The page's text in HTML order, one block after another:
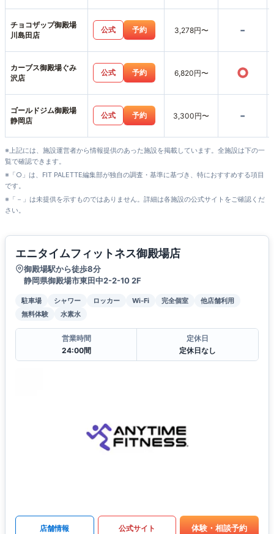
チョコザップ御殿場
川島田店
公式 予約 3,278円〜 -
カーブス御殿場ぐみ
沢店
公式 予約 6,820円〜 ○
ゴールドジム御殿場
静岡店
公式 予約 3,300円〜 -
※上記には、施設運営者から情報提供のあった施設を掲載しています。全施設は下の一
覧で確認できます。
※「○」は、FIT PALETTE編集部が独自の調査・基準に基づき、特におすすめする項目
です。
※「－」は未提供を示すものではありません。詳細は各施設の公式サイトをご確認くだ
さい。
エニタイムフィットネス御殿場店
御殿場駅から徒歩8分
静岡県御殿場市東田中2-2-10 2F
駐車場 シャワー ロッカー Wi-Fi 完全個室
他店舗利用
無料体験
水素水
営業時間
24:00間
定休日
定休日なし
店舗情報 公式サイト 体験・相談予約